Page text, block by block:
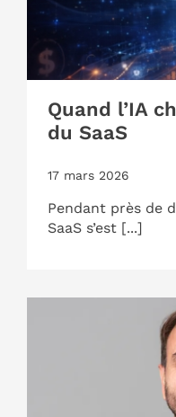
Quand l’IA
du SaaS
17 mars 2026
Pendant près de
SaaS s’est [...]